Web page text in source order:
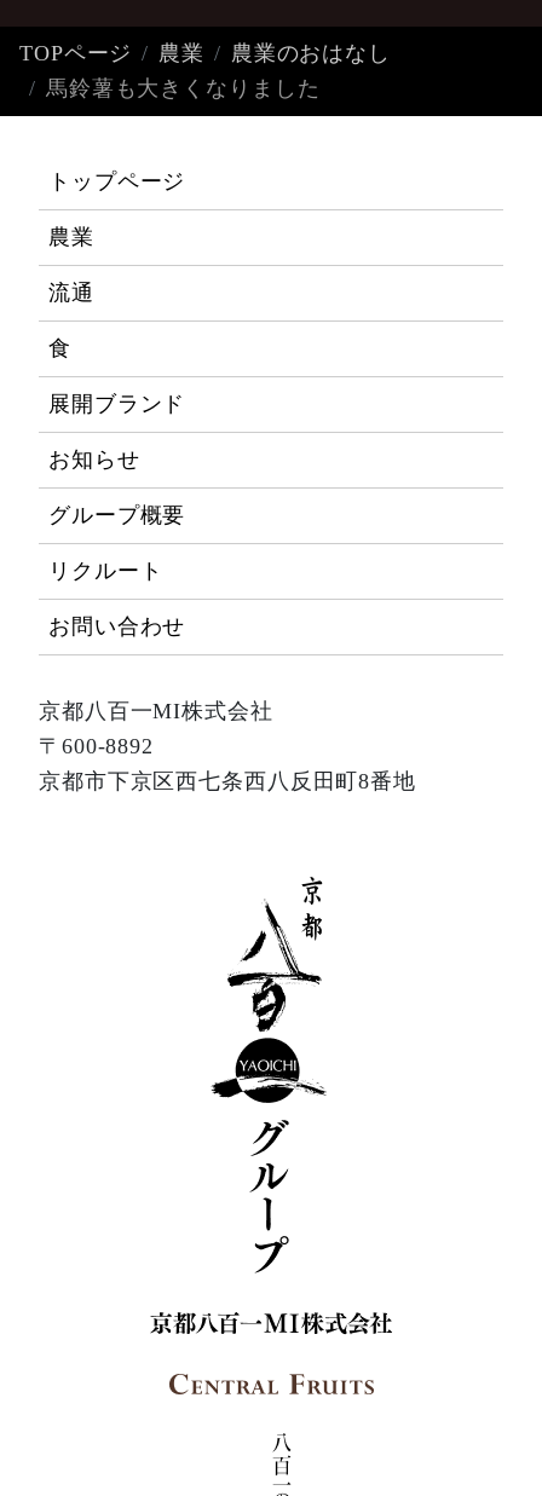
TOPページ 農業
農業のおはなし
馬鈴薯も大きくなりました
トップページ
農業
流通
食
展開ブランド
お知らせ
グループ概要
リクルート
お問い合わせ
京都八百一MI株式会社
〒600-8892
京都市下京区西七条西八反田町8番地